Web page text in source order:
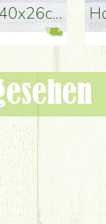
Vase
EUR